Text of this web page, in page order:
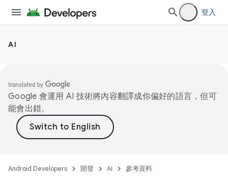
登入
AI
Google 會運用 AI 技術將內容翻譯成你偏好的語言，但可
能會出錯。
Android Developers 開發 AI 參考資料